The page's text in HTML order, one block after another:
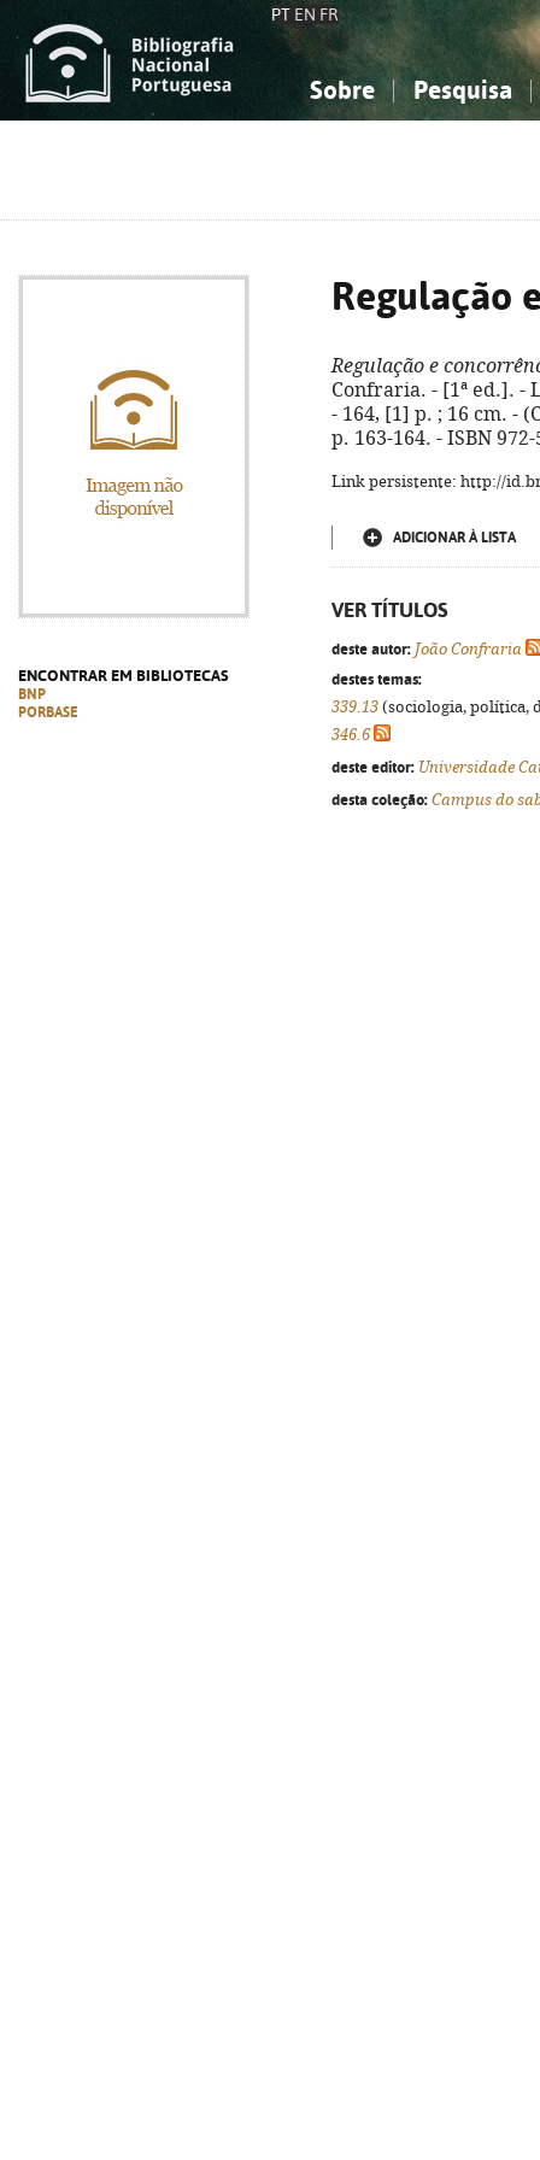
PT EN FR
Sobre Pesquisa
ENCONTRAR EM BIBLIOTECAS
BNP
PORBASE
Regulação
Regulação e
Confraria. - [1ª ed.]. -
- 164, [1] p. ; 16 cm. -
p. 163-164. - ISBN
Link persistente: http://
ADICIONAR À LISTA
VER TÍTULOS
deste autor: João Confraria
destes temas:
339.13 (sociologia, política,
346.6
deste editor: Universidade
desta coleção: Campus do